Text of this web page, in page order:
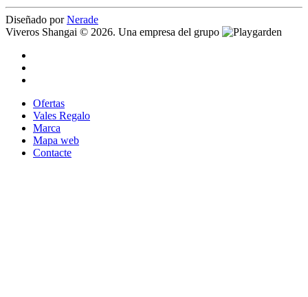
Diseñado porNerade
Viveros Shangai © 2026. Una empresa del grupo
Ofertas
Vales Regalo
Marca
Mapa web
Contacte